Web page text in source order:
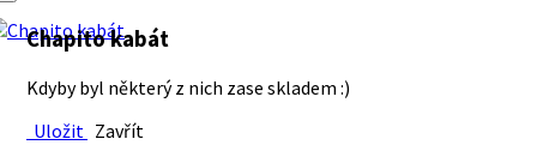
Chapito kabát
Kdyby byl některý z nich zase skladem :)
Uložit Zavřít